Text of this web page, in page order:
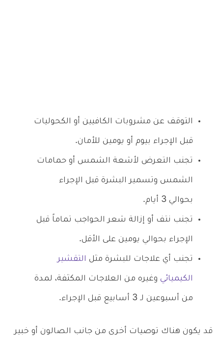
التوقف عن مشروبات الكافيين أو الكحوليات
قبل الإجراء بيوم أو يومين للأمان.
تجنب التعرض لأشعة الشمس أو حمامات
الشمس وتسمير البشرة قبل الإجراء
بحوالي 3 أيام.
تجنب نتف أو إزالة شعر الحواجب تماماً قبل
الإجراء بحوالي يومين على الأقل.
تجنب أي علاجات للبشرة مثل التقشير
الكيميائي وغيره من العلاجات المكثفة، لمدة
من أسبوعين لـ 3 أسابيع قبل الإجراء.
قد يكون هناك توصيات أخرى من جانب الصالون أو خبير